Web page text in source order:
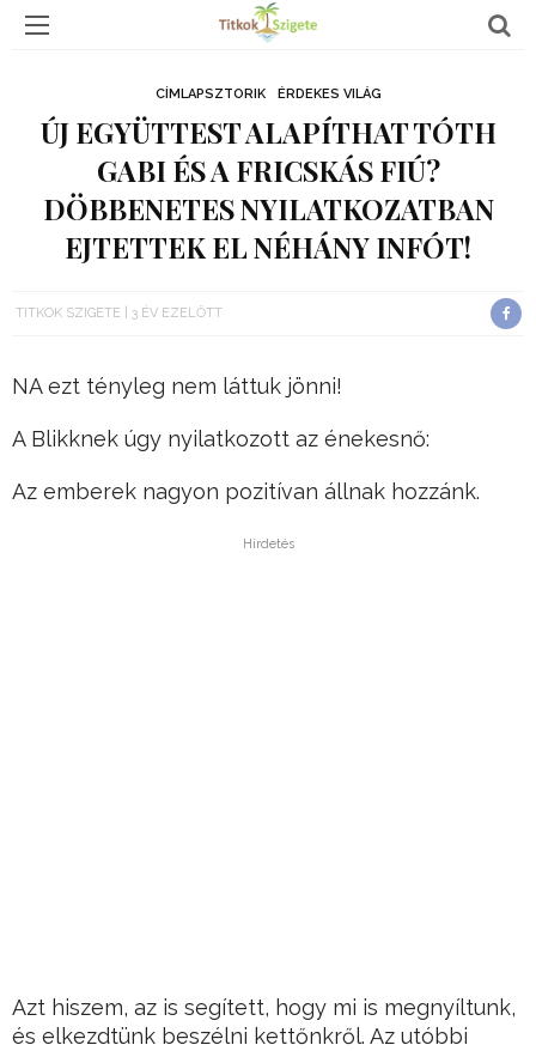
CÍMLAPSZTORIK ÉRDEKES VILÁG
ÚJ EGYÜTTEST ALAPÍTHAT TÓTH
GABI ÉS A FRICSKÁS FIÚ?
DÖBBENETES NYILATKOZATBAN
EJTETTEK EL NÉHÁNY INFÓT!
TITKOK SZIGETE 3 ÉV EZELŐTT
NA ezt tényleg nem láttuk jönni!
A Blikknek úgy nyilatkozott az énekesnő:
Az emberek nagyon pozitívan állnak hozzánk.
Hirdetés
Azt hiszem, az is segített, hogy mi is megnyíltunk,
és elkezdtünk beszélni kettőnkről. Az utóbbi